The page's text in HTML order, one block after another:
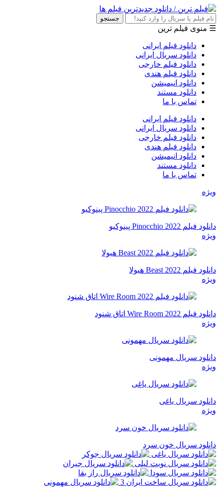
جستجو
☰ منوی فیلم ترین
دانلود فیلم ایرانی
دانلود سریال ایرانی
دانلود فیلم خارجی
دانلود فیلم هندی
دانلود انیمیشن
دانلود مستند
تماس با ما
دانلود فیلم ایرانی
دانلود سریال ایرانی
دانلود فیلم خارجی
دانلود فیلم هندی
دانلود انیمیشن
دانلود مستند
تماس با ما
ویژه
دانلود فیلم Pinocchio 2022 پینوکیو
ویژه
دانلود فیلم Beast 2022 هیولا
ویژه
دانلود فیلم Wire Room 2022 اتاق شنود
ویژه
دانلود سریال مهمونی
ویژه
دانلود سریال یاغی
ویژه
دانلود سریال خون سرد